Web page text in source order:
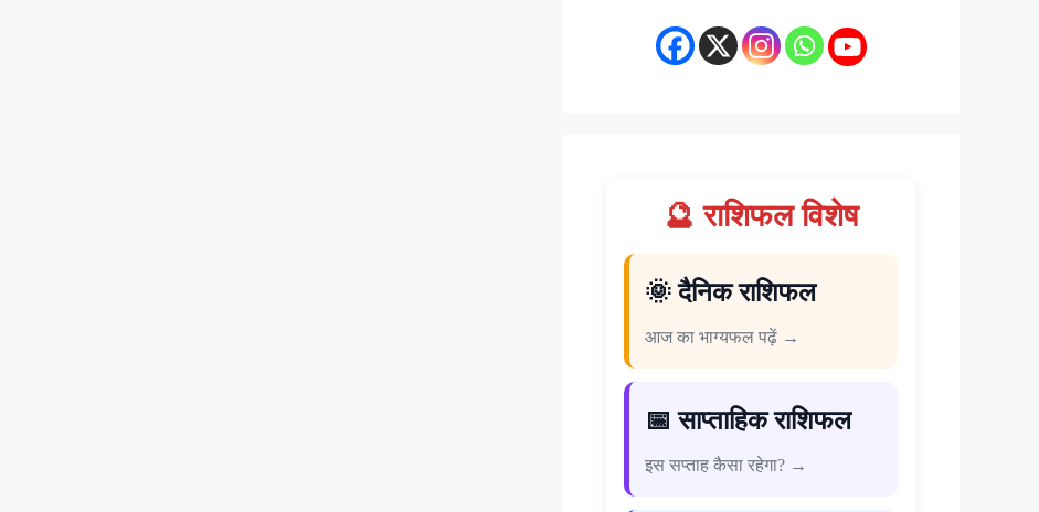
🔮 राशिफल विशेष
🌞 दैनिक राशिफल
आज का भाग्यफल पढ़ें →
📅 साप्ताहिक राशिफल
इस सप्ताह कैसा रहेगा? →